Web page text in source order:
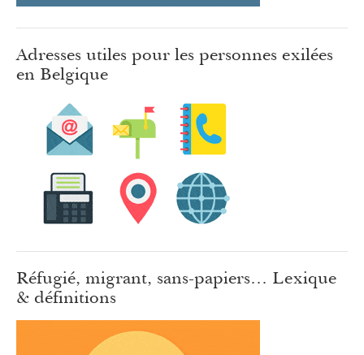
Adresses utiles pour les personnes exilées
en Belgique
Réfugié, migrant, sans-papiers… Lexique
& définitions